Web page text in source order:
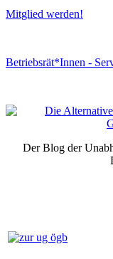
Mitglied werden!
Betriebsrät*Innen -
Der Blog der